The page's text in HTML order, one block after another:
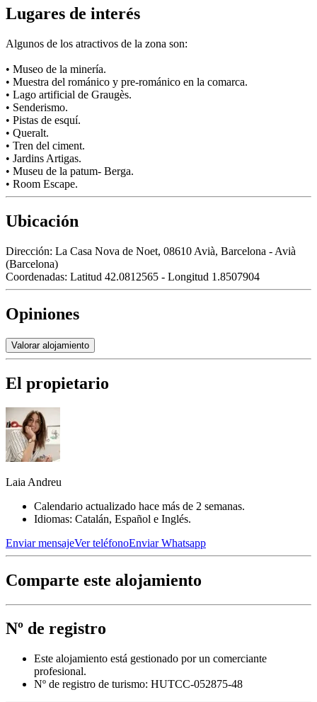
Lugares de interés
Algunos de los atractivos de la zona son:
• Museo de la minería.
• Muestra del románico y pre-románico en la comarca.
• Lago artificial de Graugès.
• Senderismo.
• Pistas de esquí.
• Queralt.
• Tren del ciment.
• Jardins Artigas.
• Museu de la patum- Berga.
• Room Escape.
Ubicación
Dirección: La Casa Nova de Noet, 08610 Avià, Barcelona - Avià
(Barcelona)
Coordenadas: Latitud 42.0812565 - Longitud 1.8507904
Opiniones
Valorar alojamiento
El propietario
Laia Andreu
Calendario actualizado hace más de 2 semanas.
Idiomas: Catalán, Español e Inglés.
Enviar mensajeVer teléfonoEnviar Whatsapp
Comparte este alojamiento
Nº de registro
Este alojamiento está gestionado por un comerciante
profesional.
Nº de registro de turismo: HUTCC-052875-48